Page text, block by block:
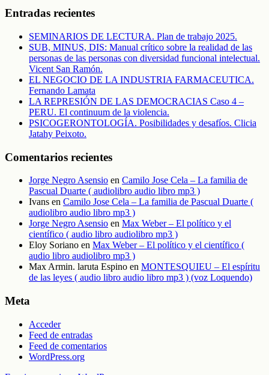
Entradas recientes
SEMINARIOS DE LECTURA. Plan de trabajo 2025.
SUB, MINUS, DIS: Manual crítico sobre la realidad de las
personas de las personas con diversidad funcional intelectual.
Vicent San Ramón.
EL NEGOCIO DE LA INDUSTRIA FARMACEUTICA.
Fernando Lamata
LA REPRESIÓN DE LAS DEMOCRACIAS Caso 4 –
PERU. El continuum de la violencia.
PSICOGERONTOLOGÍA. Posibilidades y desafíos. Clicia
Jatahy Peixoto.
Comentarios recientes
Jorge Negro Asensio en Camilo Jose Cela – La familia de
Pascual Duarte ( audiolibro audio libro mp3 )
Ivans en Camilo Jose Cela – La familia de Pascual Duarte (
audiolibro audio libro mp3 )
Jorge Negro Asensio en Max Weber – El político y el
científico ( audio libro audiolibro mp3 )
Eloy Soriano en Max Weber – El político y el científico (
audio libro audiolibro mp3 )
Max Armin. laruta Espino en MONTESQUIEU – El espíritu
de las leyes ( audio libro audio libro mp3 ) (voz Loquendo)
Meta
Acceder
Feed de entradas
Feed de comentarios
WordPress.org